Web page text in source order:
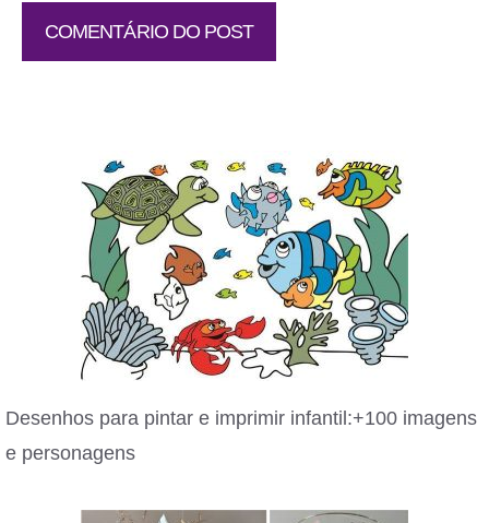
Desenhos para pintar e imprimir infantil:+100 imagens
e personagens